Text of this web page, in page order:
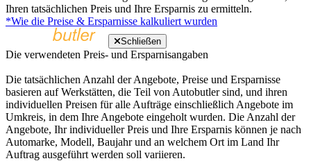
Ihren tatsächlichen Preis und Ihre Ersparnis zu ermitteln.
*Wie die Preise & Ersparnisse kalkuliert wurden
Schließen
Die verwendeten Preis- und Ersparnisangaben
Die tatsächlichen Anzahl der Angebote, Preise und Ersparnisse
basieren auf Werkstätten, die Teil von Autobutler sind, und ihren
individuellen Preisen für alle Aufträge einschließlich Angebote im
Umkreis, in dem Ihre Angebote eingeholt wurden. Die Anzahl der
Angebote, Ihr individueller Preis und Ihre Ersparnis können je nach
Automarke, Modell, Baujahr und an welchem Ort im Land Ihr
Auftrag ausgeführt werden soll variieren.